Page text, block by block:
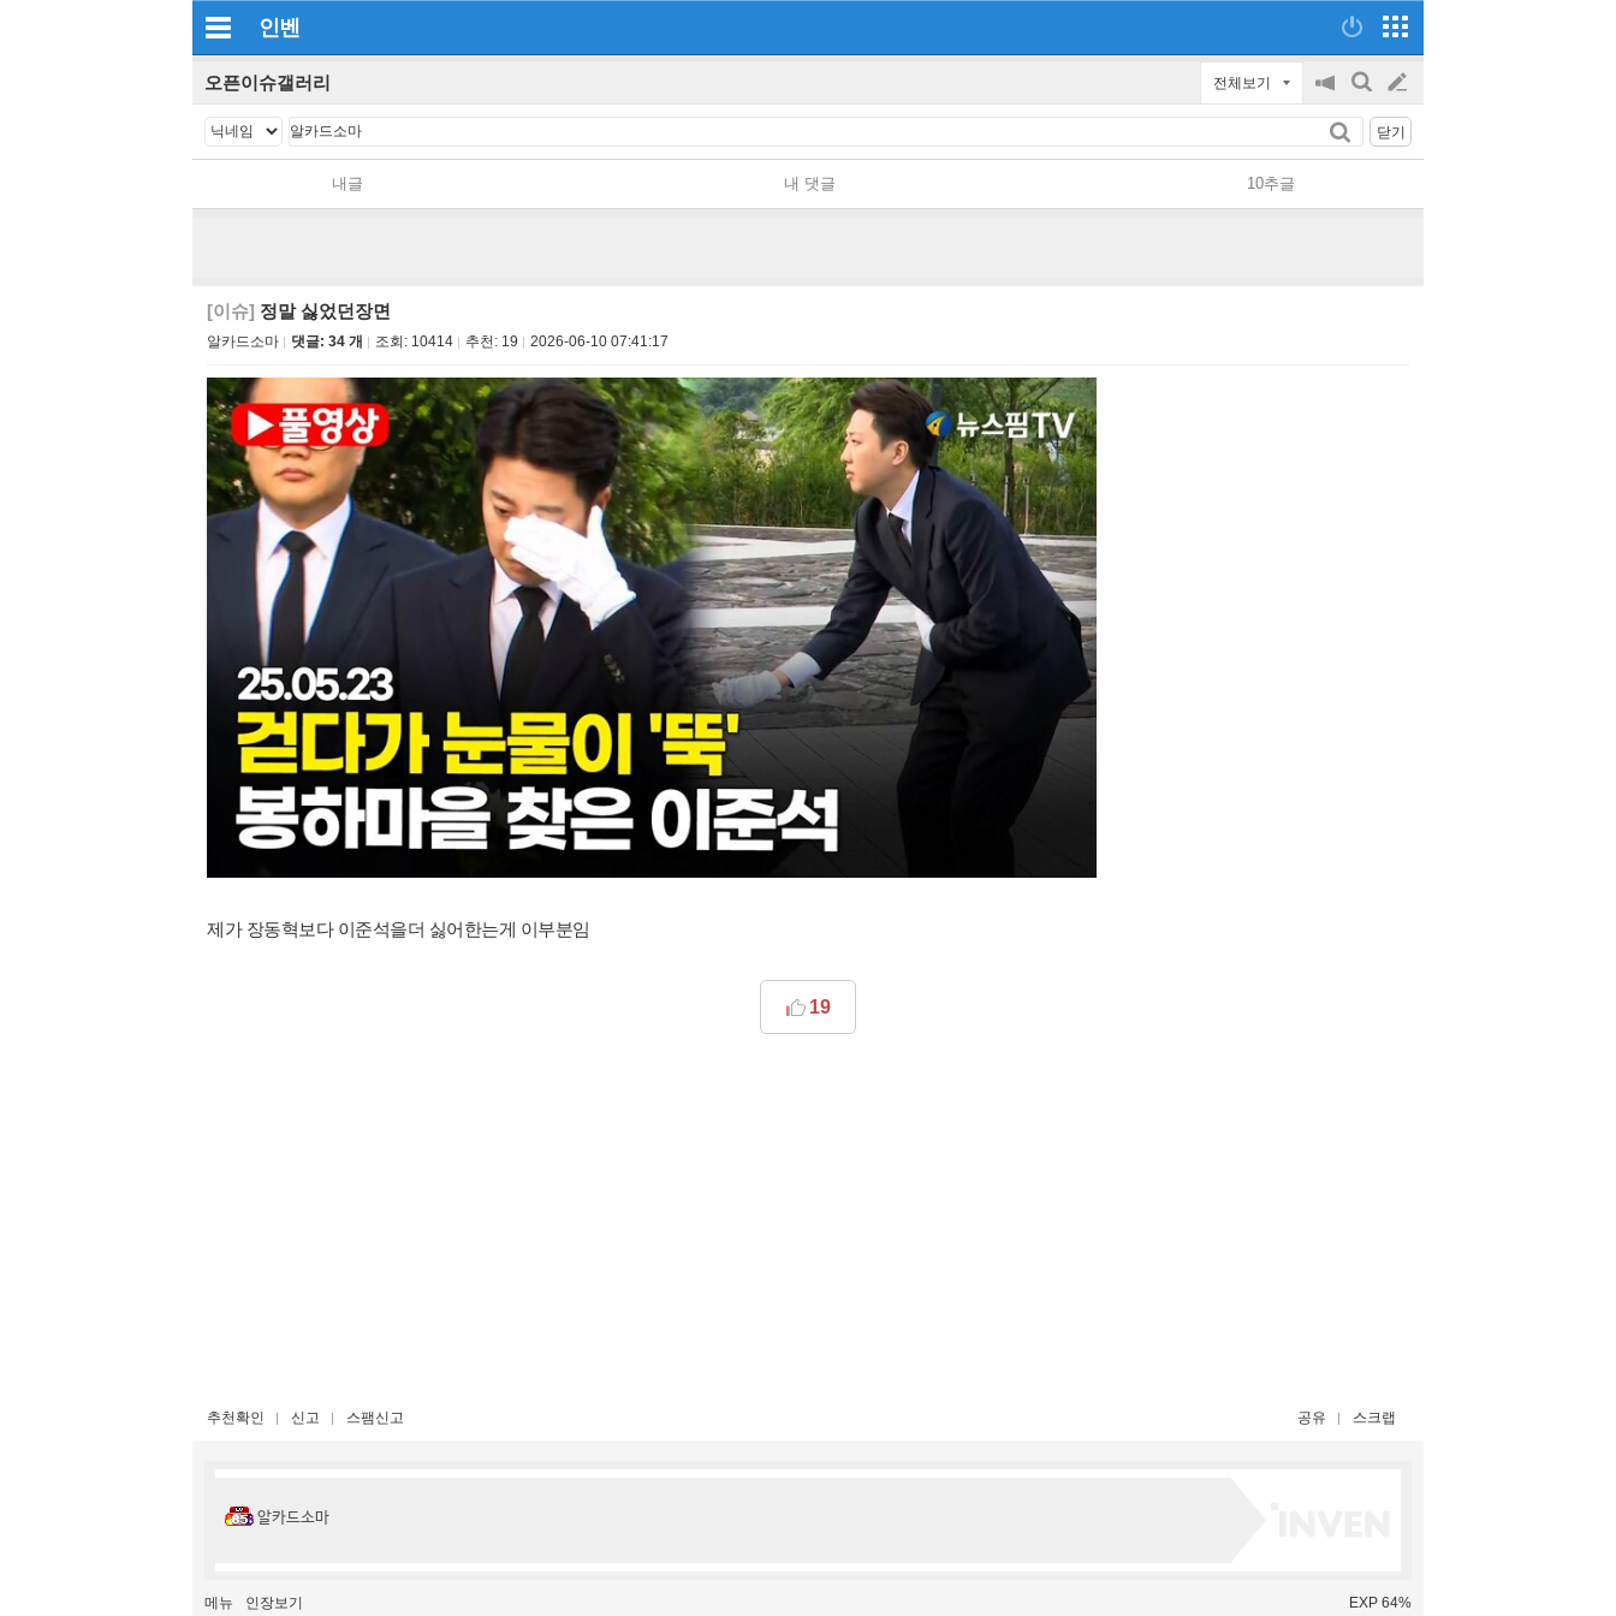
인벤
오픈이슈갤러리 전체보기
공
지
on/off
검
글
쓰
닫기
내글 내 댓글 10추글
[이슈] 정말 싫었던장면
알카드소마 댓글: 34 개 조회: 10414 추천: 19 2026-06-10 07:41:17
제가 장동혁보다 이준석을더 싫어한는게 이부분임
19
추천확인 신고 스팸신고 공유 스크랩
알카드소마
메뉴 인장보기 EXP 64%